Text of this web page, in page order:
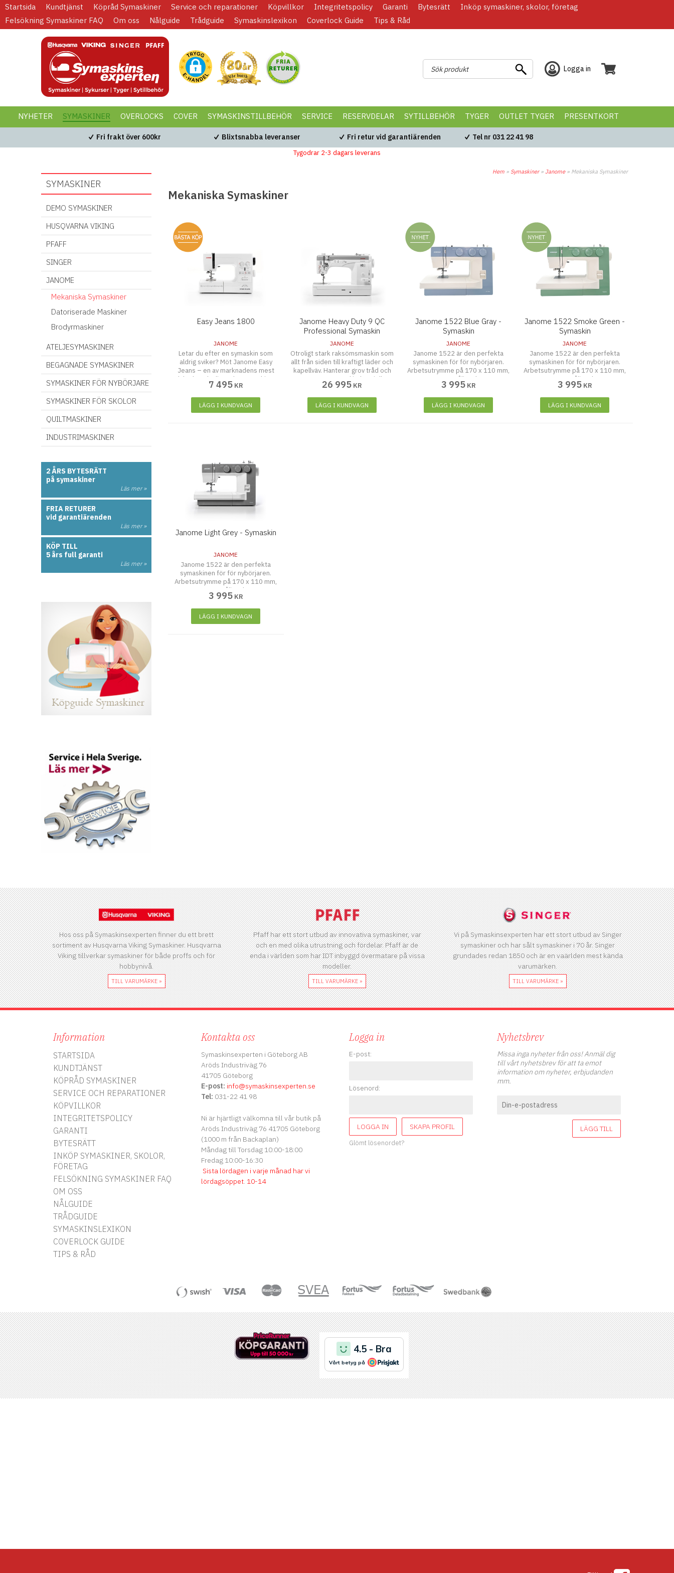
Startsida Kundtjänst Köpråd Symaskiner Service och reparationer Köpvillkor Integritetspolicy Garanti Bytesrätt
Inköp symaskiner, skolor, företag
Felsökning Symaskiner FAQ
Om oss Nålguide Trådguide Symaskinslexikon Coverlock Guide Tips & Råd
Logga in
NYHETER SYMASKINER OVERLOCKS COVER SYMASKINSTILLBEHÖR SERVICE RESERVDELAR SYTILLBEHÖR TYGER OUTLET TYGER PRESENTKORT
BLACK WEEKFri frakt över 600kr Blixtsnabba leveranser Fri retur vid garantiärenden Tel nr 031 22 41 98
Tygodrar 2-3 dagars leverans
SYMASKINER
DEMO SYMASKINER
HUSQVARNA VIKING
PFAFF
SINGER
JANOME
Mekaniska Symaskiner
Datoriserade Maskiner
Brodyrmaskiner
ATELJESYMASKINER
BEGAGNADE SYMASKINER
SYMASKINER FÖR NYBÖRJARE
SYMASKINER FÖR SKOLOR
QUILTMASKINER
INDUSTRIMASKINER
2 ÅRS BYTESRÄTT
på symaskiner
Läs mer »
FRIA RETURER
vid garantiärenden
Läs mer »
KÖP TILL
5 års full garanti
Läs mer »
Hem » Symaskiner» Janome» Mekaniska Symaskiner
Mekaniska Symaskiner
Easy Jeans 1800
JANOME
Letar du efter en symaskin som
aldrig sviker? Möt Janome Easy
Jeans – en av marknadens mest
älskade och slitstarka symaskiner.
Easy Jeans har flera gånger blivit
Bäst i test” världen över.
7 495 KR
LÄGG I KUNDVAGN
Janome Heavy Duty 9 QC
Professional Symaskin
JANOME
Otroligt stark raksömsmaskin som
allt från siden till kraftigt läder och
kapellväv. Hanterar grov tråd och
tunga tyger med industriell
precision. Jumbospolar som
rymmer mer undertråd. Står stabilt
med sina 14,5 kg.
26 995 KR
LÄGG I KUNDVAGN
Janome 1522 Blue Gray -
Symaskin
JANOME
Janome 1522 är den perfekta
symaskinen för för nybörjaren.
Arbetsutrymme på 170 x 110 mm,
22 sömmar, nåliträdare mm
3 995 KR
LÄGG I KUNDVAGN
Janome 1522 Smoke Green -
Symaskin
JANOME
Janome 1522 är den perfekta
symaskinen för för nybörjaren.
Arbetsutrymme på 170 x 110 mm,
22 sömmar, nåliträdare mm
3 995 KR
LÄGG I KUNDVAGN
Janome Light Grey - Symaskin
JANOME
Janome 1522 är den perfekta
symaskinen för för nybörjaren.
Arbetsutrymme på 170 x 110 mm,
22 sömmar, nåliträdare mm
3 995 KR
LÄGG I KUNDVAGN
Hos oss på Symaskinsexperten finner du ett brett
sortiment av Husqvarna Viking Symaskiner. Husqvarna
Viking tillverkar symaskiner för både proffs och för
hobbynivå.
TILL VARUMÄRKE »
Pfaff har ett stort utbud av innovativa symaskiner, var
och en med olika utrustning och fördelar. Pfaff är de
enda i världen som har IDT inbyggd övermatare på vissa
modeller.
TILL VARUMÄRKE »
Vi på Symaskinsexperten har ett stort utbud av Singer
symaskiner och har sålt symaskiner i 70 år. Singer
grundades redan 1850 och är en vaärlden mest kända
varumärken.
TILL VARUMÄRKE »
Information
STARTSIDA
KUNDTJÄNST
KÖPRÅD SYMASKINER
SERVICE OCH REPARATIONER
KÖPVILLKOR
INTEGRITETSPOLICY
GARANTI
BYTESRÄTT
INKÖP SYMASKINER, SKOLOR,
FÖRETAG
FELSÖKNING SYMASKINER FAQ
OM OSS
NÅLGUIDE
TRÅDGUIDE
SYMASKINSLEXIKON
COVERLOCK GUIDE
TIPS & RÅD
Kontakta oss
Symaskinsexperten i Göteborg AB
Aröds Industriväg 76
41705 Göteborg
E-post: info@symaskinsexperten.se
Tel: 031-22 41 98
Ni är hjärtligt välkomna till vår butik på
Aröds Industriväg 76 41705 Göteborg
(1000 m från Backaplan)
Måndag till Torsdag 10:00-18:00
Fredag 10:00-16:30
Sista lördagen i varje månad har vi
lördagsöppet. 10-14
Logga in
E-post:
Lösenord:
LOGGA IN SKAPA PROFIL
Glömt lösenordet?
Nyhetsbrev
Missa inga nyheter från oss! Anmäl dig
till vårt nyhetsbrev för att ta emot
information om nyheter, erbjudanden
mm.
LÄGG TILL